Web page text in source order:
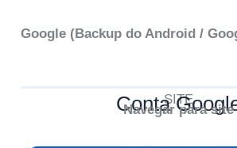
Google (Backup do Android /
SITE
Conta
Navegar para site